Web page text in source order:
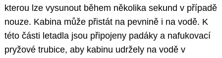
kterou lze vysunout během několika sekund v případě
nouze. Kabina může přistát na pevnině i na vodě. K
této části letadla jsou připojeny padáky a nafukovací
pryžové trubice, aby kabinu udržely na vodě v